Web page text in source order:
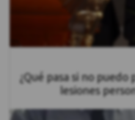
¿Qué pasa si no
lesiones